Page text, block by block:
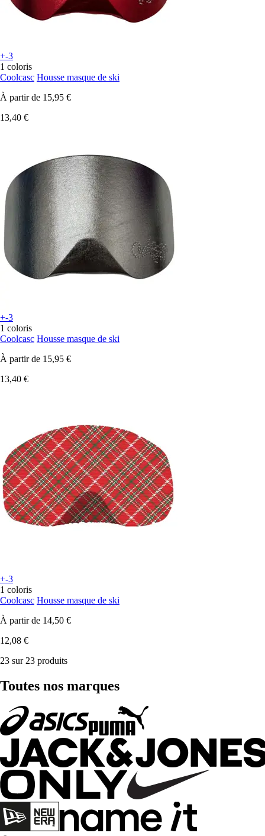
+-3
1 coloris
Coolcasc Housse masque de ski
À partir de 15,95 €
13,40 €
+-3
1 coloris
Coolcasc Housse masque de ski
À partir de 15,95 €
13,40 €
+-3
1 coloris
Coolcasc Housse masque de ski
À partir de 14,50 €
12,08 €
23 sur 23 produits
Toutes nos marques